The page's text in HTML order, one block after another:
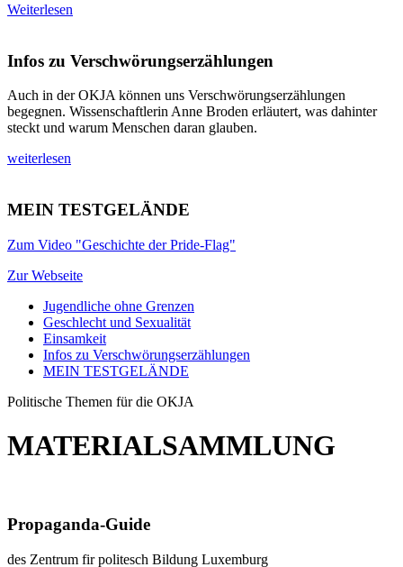
Weiterlesen
Infos zu Verschwörungserzählungen
Auch in der OKJA können uns Verschwörungserzählungen
begegnen. Wissenschaftlerin Anne Broden erläutert, was dahinter
steckt und warum Menschen daran glauben.
weiterlesen
MEIN TESTGELÄNDE
Zum Video "Geschichte der Pride-Flag"
Zur Webseite
Jugendliche ohne Grenzen
Geschlecht und Sexualität
Einsamkeit
Infos zu Verschwörungserzählungen
MEIN TESTGELÄNDE
Politische Themen für die OKJA
MATERIALSAMMLUNG
Propaganda-Guide
des Zentrum fir politesch Bildung Luxemburg